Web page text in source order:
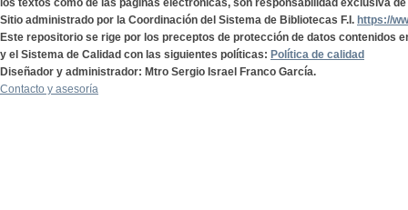
los textos como de las páginas electrónicas, son responsabilidad exclusiva
Sitio administrado por la Coordinación del Sistema de Bibliotecas F.I. https://
Este repositorio se rige por los preceptos de protección de datos contenidos
y el Sistema de Calidad con las siguientes políticas: Política de calidad
Diseñador y administrador: Mtro Sergio Israel Franco García.
Contacto y asesoría